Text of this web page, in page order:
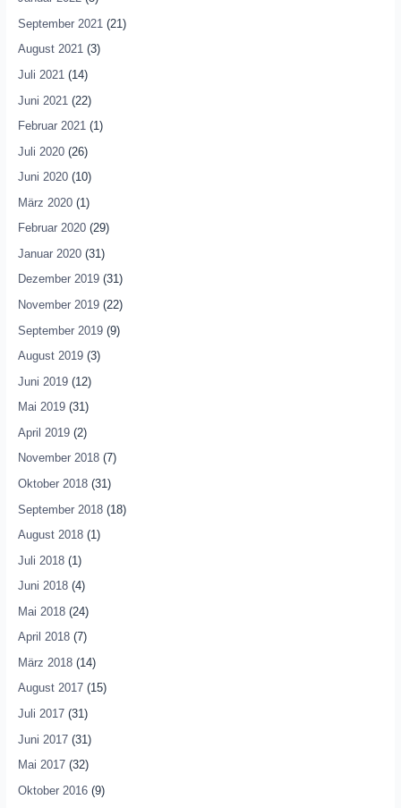
September 2021 (21)
August 2021(3)
Juli 2021 (14)
Juni 2021 (22)
Februar 2021(1)
Juli 2020(26)
Juni 2020(10)
März 2020(1)
Februar 2020(29)
Januar 2020(31)
Dezember 2019(31)
November 2019(22)
September 2019(9)
August 2019(3)
Juni 2019(12)
Mai 2019(31)
April 2019(2)
November 2018(7)
Oktober 2018(31)
September 2018(18)
August 2018(1)
Juli 2018(1)
Juni 2018(4)
Mai 2018(24)
April 2018(7)
März 2018(14)
August 2017(15)
Juli 2017(31)
Juni 2017(31)
Mai 2017(32)
Oktober 2016(9)